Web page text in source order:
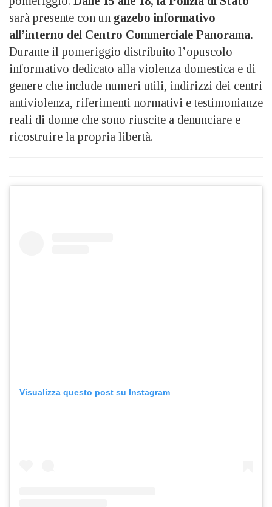
sarà presente con un gazebo informativo
all’interno del Centro Commerciale Panorama.
Durante il pomeriggio distribuito l’opuscolo
informativo dedicato alla violenza domestica e di
genere che include numeri utili, indirizzi dei centri
antiviolenza, riferimenti normativi e testimonianze
reali di donne che sono riuscite a denunciare e
ricostruire la propria libertà.
Visualizza questo post su Instagram